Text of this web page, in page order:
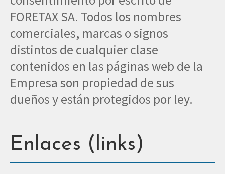
FORETAX SA. Todos los nombres
comerciales, marcas o signos
distintos de cualquier clase
contenidos en las páginas web de la
Empresa son propiedad de sus
dueños y están protegidos por ley.
Enlaces (links)